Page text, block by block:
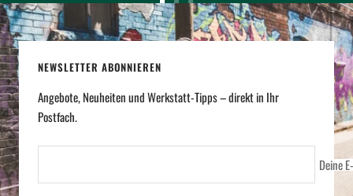
Zur
Slide
gehen
Zur
Slide
Zur
Slide
NEWSLETTER ABONNIEREN
Angebote, Neuheiten und Werkstatt-Tipps – direkt in Ihr
Postfach.
Deine